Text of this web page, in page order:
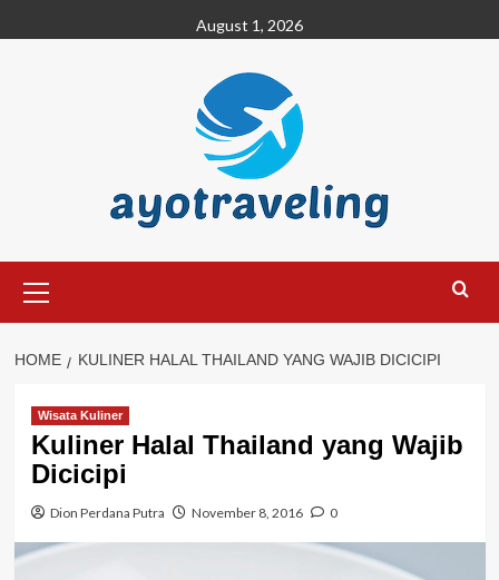
to
August 1, 2026
Menu
HOME KULINER HALAL THAILAND YANG WAJIB DICICIPI
Wisata Kuliner
Kuliner Halal Thailand yang Wajib
Dicicipi
Dion Perdana Putra November 8, 2016 0